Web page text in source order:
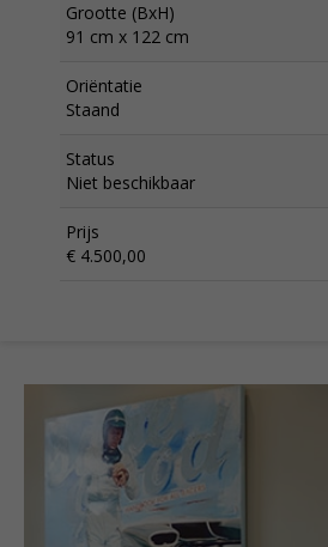
Grootte (BxH)
91 cm x 122 cm
Oriëntatie
Staand
Status
Niet beschikbaar
Prijs
€ 4.500,00